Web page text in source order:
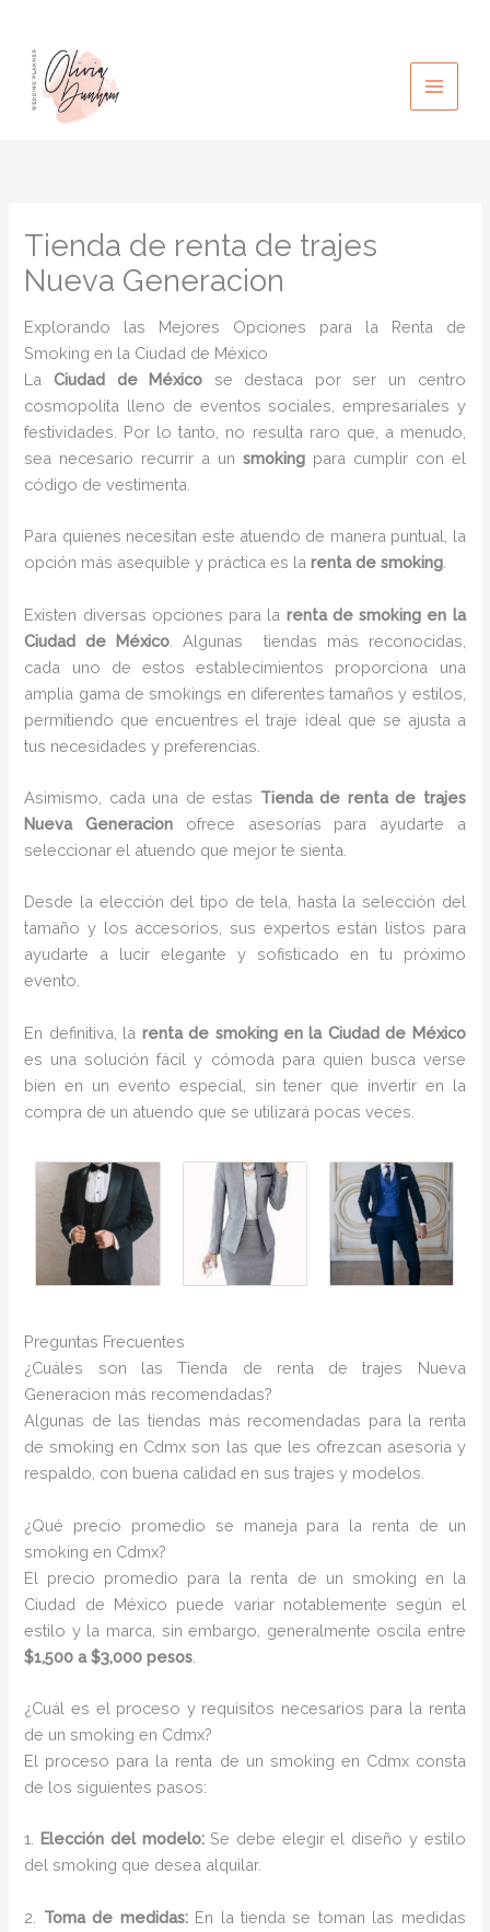
contenido
Tienda de renta de trajes
Nueva Generacion
Explorando las Mejores Opciones para la Renta de
Smoking en la Ciudad de México
LaCiudad de México se destaca por ser un centro
cosmopolita lleno de eventos sociales, empresariales y
festividades. Por lo tanto, no resulta raro que, a menudo,
sea necesario recurrir a un smokingpara cumplir con el
código de vestimenta.
Para quienes necesitan este atuendo de manera puntual, la
opción más asequible y práctica es larenta de smoking
Existen diversas opciones para la renta de smoking en la
Ciudad de México . Algunas tiendas más reconocidas,
cada uno de estos establecimientos proporciona una
amplia gama de smokings en diferentes tamaños y estilos,
permitiendo que encuentres el traje ideal que se ajusta a
tus necesidades y preferencias.
Asimismo, cada una de estas Tienda de renta de trajes
Nueva Generacion ofrece asesorías para ayudarte a
seleccionar el atuendo que mejor te sienta.
Desde la elección del tipo de tela, hasta la selección del
tamaño y los accesorios, sus expertos están listos para
ayudarte a lucir elegante y sofisticado en tu próximo
evento.
En definitiva, la renta de smoking en la Ciudad de México
es una solución fácil y cómoda para quien busca verse
bien en un evento especial, sin tener que invertir en la
compra de un atuendo que se utilizará pocas veces.
Preguntas Frecuentes
¿Cuáles son las Tienda de renta de trajes Nueva
Generacion más recomendadas?
Algunas de las tiendas más recomendadas para la renta
de smoking en Cdmx son las que les ofrezcan asesoria y
respaldo, con buena calidad en sus trajes y modelos.
¿Qué precio promedio se maneja para la renta de un
smoking en Cdmx?
El precio promedio para la renta de un smoking en la
Ciudad de México puede variar notablemente según el
estilo y la marca, sin embargo, generalmente oscila entre
$1,500 a $3,000 pesos
¿Cuál es el proceso y requisitos necesarios para la renta
de un smoking en Cdmx?
El proceso para la renta de un smoking en Cdmx consta
de los siguientes pasos:
1. Elección del modelo:Se debe elegir el diseño y estilo
del smoking que desea alquilar.
2. Toma de medidas:En la tienda se toman las medidas